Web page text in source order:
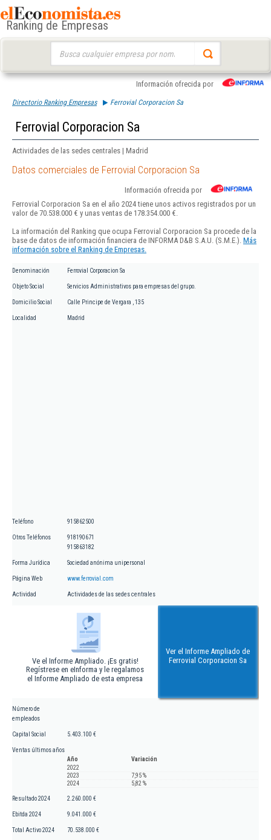
Ranking de Empresas
Información ofrecida por
Directorio Ranking Empresas Ferrovial Corporacion Sa
Ferrovial Corporacion Sa
Actividades de las sedes centrales | Madrid
Datos comerciales de Ferrovial Corporacion Sa
Información ofrecida por
Ferrovial Corporacion Sa en el año 2024 tiene unos activos registrados por un
valor de 70.538.000 € y unas ventas de 178.354.000 €.
La información del Ranking que ocupa Ferrovial Corporacion Sa procede de la
base de datos de información financiera de INFORMA D&B S.A.U. (S.M.E.). Más
información sobre el Ranking de Empresas.
Denominación Ferrovial Corporacion Sa
Objeto Social Servicios Administrativos para empresas del grupo.
Domicilio Social Calle Principe de Vergara , 135
Localidad Madrid
Teléfono 915862500
Otros Teléfonos
918190671
915863182
Forma Jurídica Sociedad anónima unipersonal
Página Web www.ferrovial.com
Actividad Actividades de las sedes centrales
Ve el Informe Ampliado. ¡Es gratis!
Regístrese en eInforma y le regalamos
el Informe Ampliado de esta empresa
Ver el Informe Ampliado de
Ferrovial Corporacion Sa
Número de
empleados
Capital Social 5.403.100 €
Ventas últimos años
Año
Variación
2022
2023
7,95 %
2024
5,82 %
Resultado 2024 2.260.000 €
Ebitda 2024 9.041.000 €
Total Activo 2024 70.538.000 €